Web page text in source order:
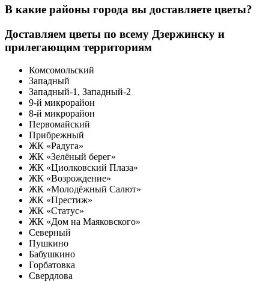
В какие районы города вы доставляете цветы?
Доставляем цветы по всему Дзержинску и
прилегающим территориям
Комсомольский
Западный
Западный-1, Западный-2
9-й микрорайон
8-й микрорайон
Первомайский
Прибрежный
ЖК «Радуга»
ЖК «Зелёный берег»
ЖК «Циолковский Плаза»
ЖК «Возрождение»
ЖК «Молодёжный Салют»
ЖК «Престиж»
ЖК «Статус»
ЖК «Дом на Маяковского»
Северный
Пушкино
Бабушкино
Горбатовка
Свердлова